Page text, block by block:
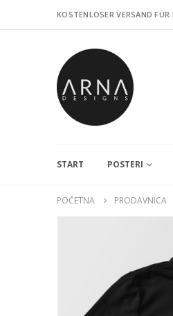
KOSTENLOSER VERSAND
START POSTERI
POČETNA PRODAVNICA